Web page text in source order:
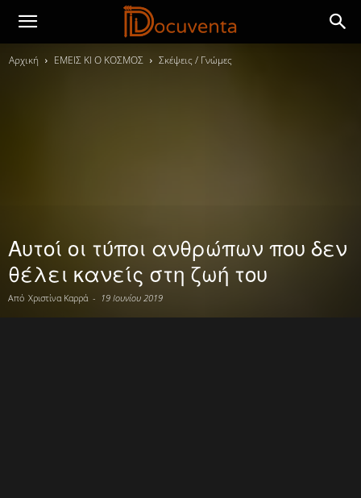
Αρχική ΕΜΕΙΣ ΚΙ Ο ΚΟΣΜΟΣ Σκέψεις / Γνώμες
Αυτοί οι τύποι ανθρώπων που δεν
θέλει κανείς στη ζωή του
Από Χριστίνα Καρρά - 19 Ιουνίου 2019